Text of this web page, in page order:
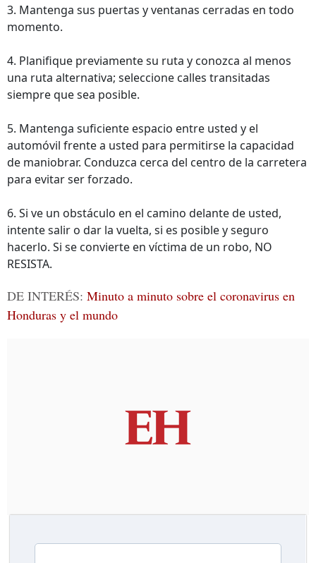
3. Mantenga sus puertas y ventanas cerradas en todo
momento.
4. Planifique previamente su ruta y conozca al menos
una ruta alternativa; seleccione calles transitadas
siempre que sea posible.
5. Mantenga suficiente espacio entre usted y el
automóvil frente a usted para permitirse la capacidad
de maniobrar. Conduzca cerca del centro de la carretera
para evitar ser forzado.
6. Si ve un obstáculo en el camino delante de usted,
intente salir o dar la vuelta, si es posible y seguro
hacerlo. Si se convierte en víctima de un robo, NO
RESISTA.
DE INTERÉS: Minuto a minuto sobre el coronavirus en
Honduras y el mundo